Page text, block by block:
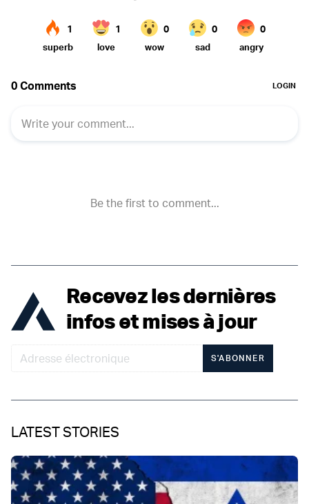
Recevez les dernières
infos et mises à jour
S'ABONNER
LATEST STORIES